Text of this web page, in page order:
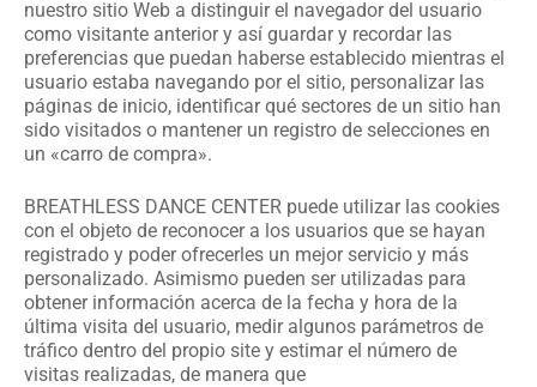
nuestro sitio Web a distinguir el navegador del usuario
como visitante anterior y así guardar y recordar las
preferencias que puedan haberse establecido mientras el
usuario estaba navegando por el sitio, personalizar las
páginas de inicio, identificar qué sectores de un sitio han
sido visitados o mantener un registro de selecciones en
un «carro de compra».
BREATHLESS DANCE CENTER puede utilizar las cookies
con el objeto de reconocer a los usuarios que se hayan
registrado y poder ofrecerles un mejor servicio y más
personalizado. Asimismo pueden ser utilizadas para
obtener información acerca de la fecha y hora de la
última visita del usuario, medir algunos parámetros de
tráfico dentro del propio site y estimar el número de
visitas realizadas, de manera que